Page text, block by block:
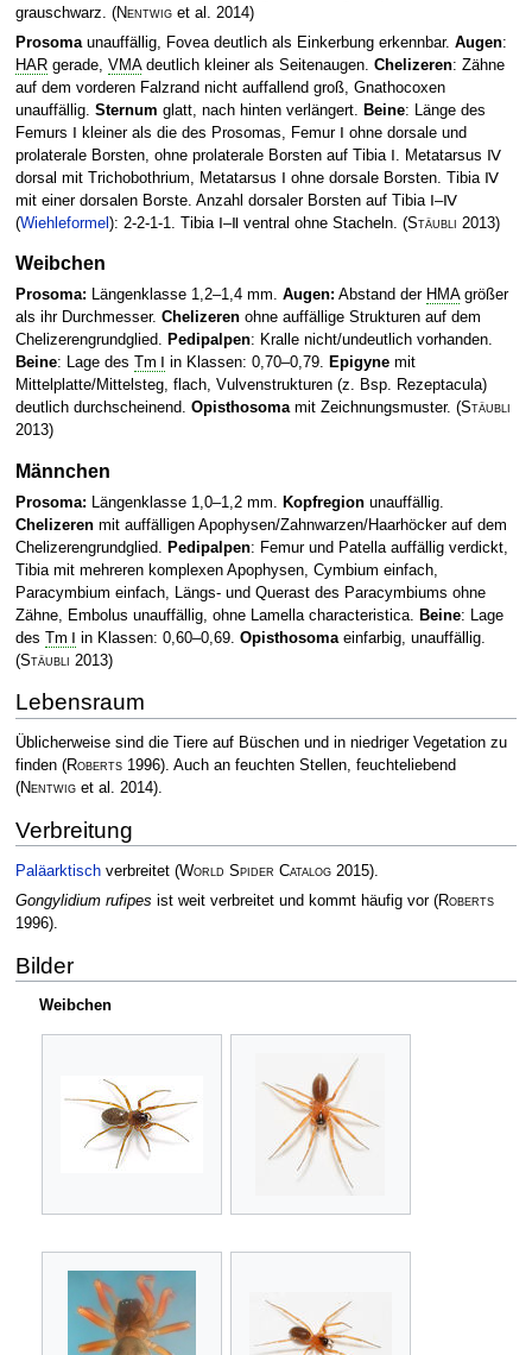
grauschwarz. (Nentwiget al. 2014)
Prosomaunauffällig, Fovea deutlich als Einkerbung erkennbar. Augen:
HARgerade, VMAdeutlich kleiner als Seitenaugen. Chelizeren: Zähne
auf dem vorderen Falzrand nicht auffallend groß, Gnathocoxen
unauffällig. Sternum glatt, nach hinten verlängert. Beine: Länge des
Femurs Ⅰ kleiner als die des Prosomas, Femur Ⅰ ohne dorsale und
prolaterale Borsten, ohne prolaterale Borsten auf Tibia Ⅰ. Metatarsus Ⅳ
dorsal mit Trichobothrium, Metatarsus Ⅰ ohne dorsale Borsten. Tibia Ⅳ
mit einer dorsalen Borste. Anzahl dorsaler Borsten auf Tibia Ⅰ–Ⅳ
(Wiehleformel ): 2-2-1-1. Tibia Ⅰ–Ⅱ ventral ohne Stacheln. (Stäubli 2013)
Weibchen
Prosoma: Längenklasse 1,2–1,4 mm. Augen: Abstand der HMAgrößer
als ihr Durchmesser. Chelizerenohne auffällige Strukturen auf dem
Chelizerengrundglied. Pedipalpen: Kralle nicht/undeutlich vorhanden.
Beine: Lage des Tm Ⅰ in Klassen: 0,70–0,79. Epigynemit
Mittelplatte/Mittelsteg, flach, Vulvenstrukturen (z. Bsp. Rezeptacula)
deutlich durchscheinend. Opisthosomamit Zeichnungsmuster. (Stäubli
2013)
Männchen
Prosoma: Längenklasse 1,0–1,2 mm. Kopfregionunauffällig.
Chelizerenmit auffälligen Apophysen/Zahnwarzen/Haarhöcker auf dem
Chelizerengrundglied.
Pedipalpen: Femur und Patella auffällig verdickt,
Tibia mit mehreren komplexen Apophysen, Cymbium einfach,
Paracymbium einfach, Längs- und Querast des Paracymbiums ohne
Zähne, Embolus unauffällig, ohne Lamella characteristica.
Beine: Lage
des Tm Ⅰ in Klassen: 0,60–0,69. Opisthosomaeinfarbig, unauffällig.
(Stäubli 2013)
Lebensraum
Üblicherweise sind die Tiere auf Büschen und in niedriger Vegetation zu
finden (Roberts1996). Auch an feuchten Stellen, feuchteliebend
(Nentwiget al. 2014).
Verbreitung
Paläarktischverbreitet (World Spider Catalog2015).
Gongylidium rufipes ist weit verbreitet und kommt häufig vor (Roberts
1996).
Bilder
Weibchen